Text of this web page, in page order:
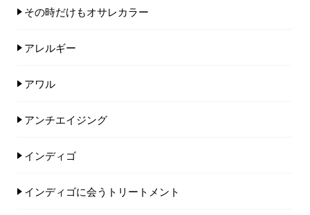
その時だけもオサレカラー
アレルギー
アワル
アンチエイジング
インディゴ
インディゴに会うトリートメント